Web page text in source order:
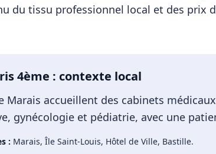
du tissu professionnel local et des prix
4ème : contexte local
Marais accueillent des cabinets
gynécologie et pédiatrie, avec une
: Marais, Île Saint-Louis, Hôtel de Ville, Bastille.